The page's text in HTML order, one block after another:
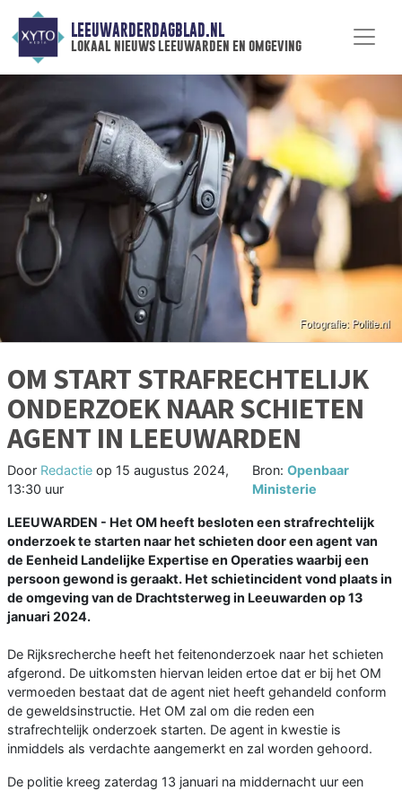
LEEUWARDERDAGBLAD.NL
lokaal nieuws leeuwarden en omgeving
OM START STRAFRECHTELIJK
ONDERZOEK NAAR SCHIETEN
AGENT IN LEEUWARDEN
Door Redactie op 15 augustus 2024,
13:30 uur
Bron: Openbaar
Ministerie
LEEUWARDEN - Het OM heeft besloten een strafrechtelijk
onderzoek te starten naar het schieten door een agent van
de Eenheid Landelijke Expertise en Operaties waarbij een
persoon gewond is geraakt. Het schietincident vond plaats in
de omgeving van de Drachtsterweg in Leeuwarden op 13
januari 2024.
De Rijksrecherche heeft het feitenonderzoek naar het schieten
afgerond. De uitkomsten hiervan leiden ertoe dat er bij het OM
vermoeden bestaat dat de agent niet heeft gehandeld conform
de geweldsinstructie. Het OM zal om die reden een
strafrechtelijk onderzoek starten. De agent in kwestie is
inmiddels als verdachte aangemerkt en zal worden gehoord.
De politie kreeg zaterdag 13 januari na middernacht uur een